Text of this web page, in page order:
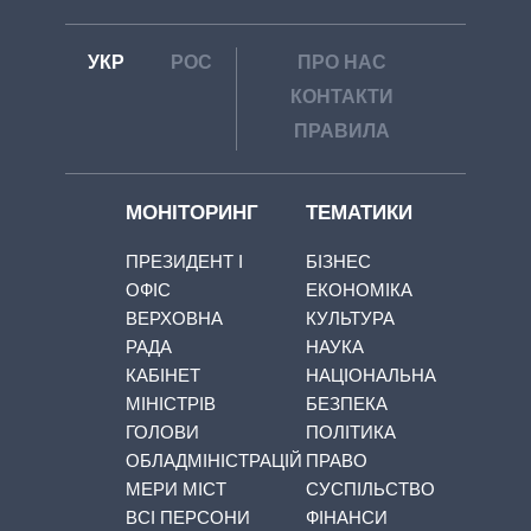
УКР РОС
ПРО НАС
КОНТАКТИ
ПРАВИЛА
МОНІТОРИНГ
ПРЕЗИДЕНТ І
ОФІС
ВЕРХОВНА
РАДА
КАБІНЕТ
МІНІСТРІВ
ГОЛОВИ
ОБЛАДМІНІСТРАЦІЙ
МЕРИ МІСТ
ВСІ ПЕРСОНИ
ТЕМАТИКИ
БІЗНЕС
ЕКОНОМІКА
КУЛЬТУРА
НАУКА
НАЦІОНАЛЬНА
БЕЗПЕКА
ПОЛІТИКА
ПРАВО
СУСПІЛЬСТВО
ФІНАНСИ